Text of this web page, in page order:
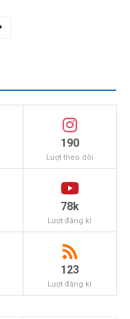
190
Lượt theo dõi
78k
Lượt đăng kí
123
Lượt đăng kí